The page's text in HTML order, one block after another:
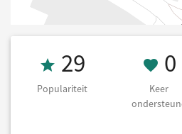
Populariteit 29
29
Populariteit
0
Keer